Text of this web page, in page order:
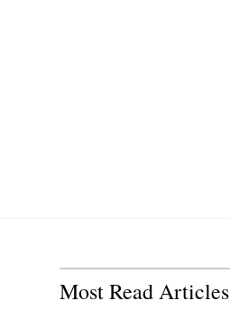
Most Read Articles